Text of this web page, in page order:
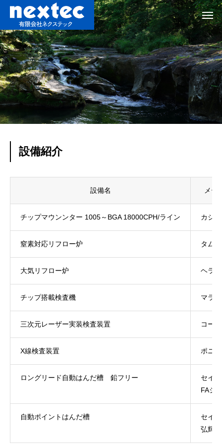
設備紹介
設備名 メー
チップマウンンター 1005～BGA 18000CPH/ライン カシオ
窒素対応リフロー炉 タムラ
大気リフロー炉 ヘラー
チップ搭載検査機 マラ
三次元レーザー実装検査装置 コー
X線検査装置 ポニー
ロングリード自動はんだ槽 鉛フリー
セイ
FAシ
自動ポイントはんだ槽
セイ
弘輝